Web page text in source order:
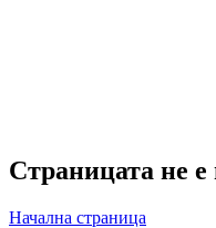
Страницата не е
Начална страница